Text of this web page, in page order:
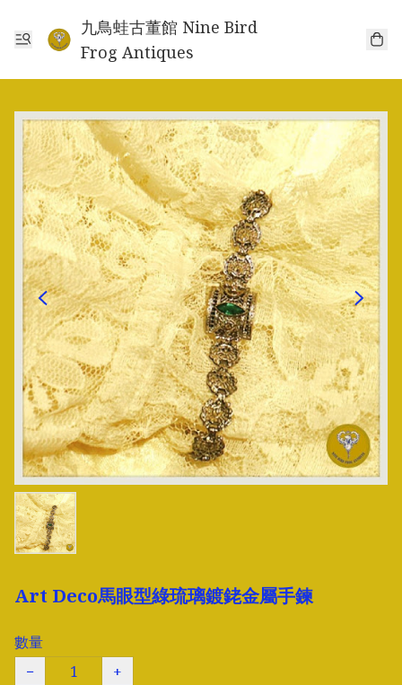
九鳥蛙古董館 Nine Bird
Frog Antiques
Art Deco馬眼型綠琉璃鍍銠金屬手鍊
數量
−
+